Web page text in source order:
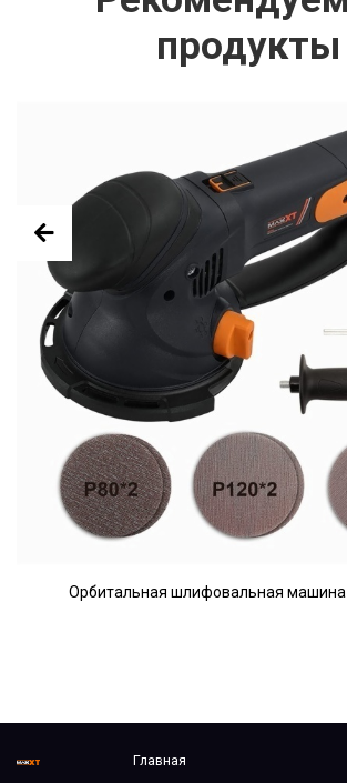
продукты
Орбитальная шлифовальная машина
Главная